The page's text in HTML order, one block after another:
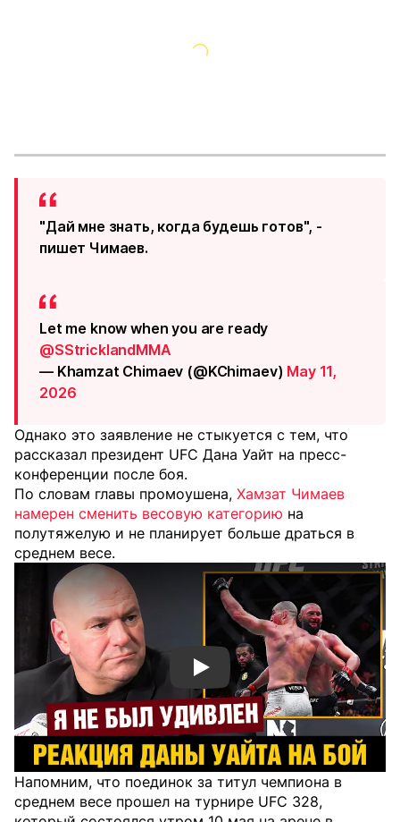
"Дай мне знать, когда будешь готов", -
пишет Чимаев.
Let me know when you are ready
@SStricklandMMA
— Khamzat Chimaev (@KChimaev) May 11,
2026
Однако это заявление не стыкуется с тем, что
рассказал президент UFC Дана Уайт на пресс-
конференции после боя.
По словам главы промоушена, Хамзат Чимаев
намерен сменить весовую категорию на
полутяжелую и не планирует больше драться в
среднем весе.
Смотреть видео YouTube
Напомним, что поединок за титул чемпиона в
среднем весе прошел на турнире UFC 328,